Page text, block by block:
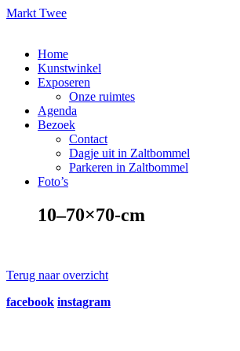
Markt Twee
Home
Kunstwinkel
Exposeren
Onze ruimtes
Agenda
Bezoek
Contact
Dagje uit in Zaltbommel
Parkeren in Zaltbommel
Foto’s
10–70×70-cm
Terug naar overzicht
facebook instagram